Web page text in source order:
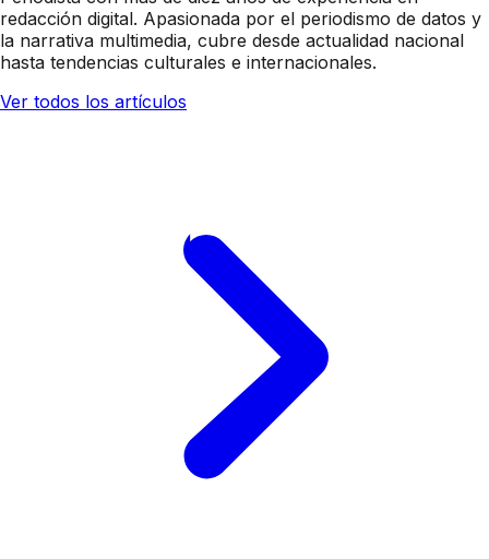
redacción digital. Apasionada por el periodismo de datos y
la narrativa multimedia, cubre desde actualidad nacional
hasta tendencias culturales e internacionales.
Ver todos los artículos